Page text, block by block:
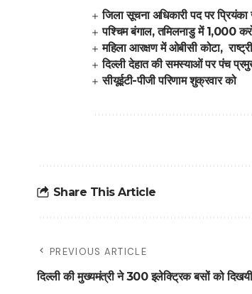
जिला सूचना अधिकारी पद पर प्रियंका
पश्चिम बंगाल, तमिलनाडु में 1,000
महिला आरक्षण में ओबीसी कोटा,
दिल्ली देहात की समस्याओं पर पंच
सीयूईटी-पीजी परिणाम शुक्रवार को
Share This Article
PREVIOUS ARTICLE
दिल्ली की मुख्यमंत्री ने 300 इलेक्ट्रिक बसों को